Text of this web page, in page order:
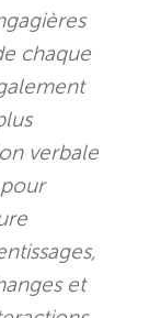
chaque
verbale
et